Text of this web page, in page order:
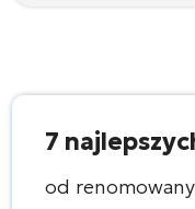
7
od